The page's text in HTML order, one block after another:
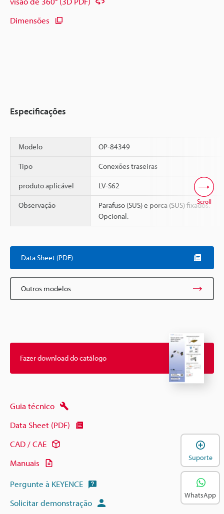
Dimensões
Especificações
Modelo OP-84349
Tipo Conexões traseiras
produto aplicável LV-S62
Observação
Parafuso (SUS) e porca (SUS) fixados.
Opcional.
Scroll
Data Sheet (PDF)
Outros modelos
Fazer download do catálogo
Guia técnico
Data Sheet (PDF)
CAD / CAE
Manuais
Pergunte à KEYENCE
Solicitar demonstração
Suporte
WhatsApp